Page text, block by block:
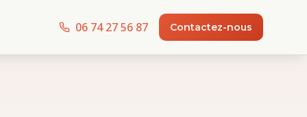
06 74 27 56 87 Contactez-nous